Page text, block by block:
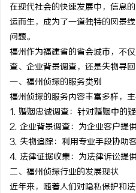
在现代社会的快速发展中，信息
运而生，成为了一道独特的风景
问题。
福州作为福建省的省会城市，不
查、企业背景调查，还是失物寻
一、福州侦探的服务类别
福州侦探的服务内容丰富多样，主
1. 婚姻忠诚调查：针对婚姻中的
2. 企业背景调查：为企业客户提
3. 失物追踪：利用专业手段协助
4. 法律证据收集：为法律诉讼提
二、福州侦探行业的发展现状
近年来，随着人们对隐私保护和